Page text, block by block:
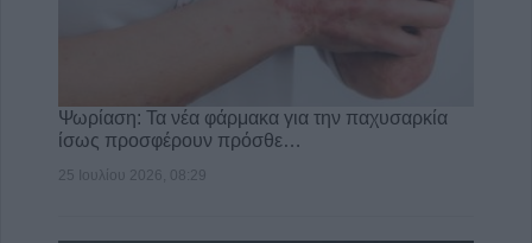
Ψωρίαση: Τα νέα φάρμακα για την παχυσαρκία
ίσως προσφέρουν πρόσθε…
25 Ιουλίου 2026, 08:29